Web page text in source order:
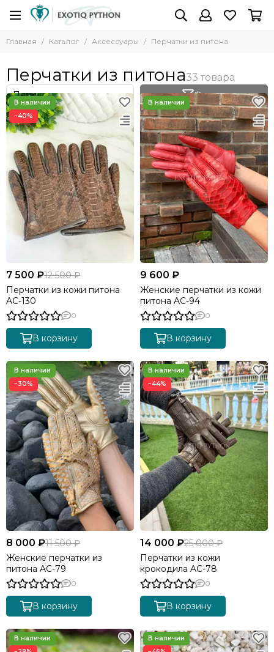
Главная Каталог Аксессуары Перчатки из питона
Перчатки из питона
Фильтр
−40%
7 500 ₽12 500 ₽
Перчатки из кожи питона
AC-130
0
В корзину
9 600 ₽
Женские перчатки из кожи
питона AC-94
0
В корзину
−30%
8 000 ₽11 500 ₽
Женские перчатки из
питона AC-79
0
В корзину
−44%
14 000 ₽25 000 ₽
Перчатки из кожи
крокодила AC-78
0
В корзину